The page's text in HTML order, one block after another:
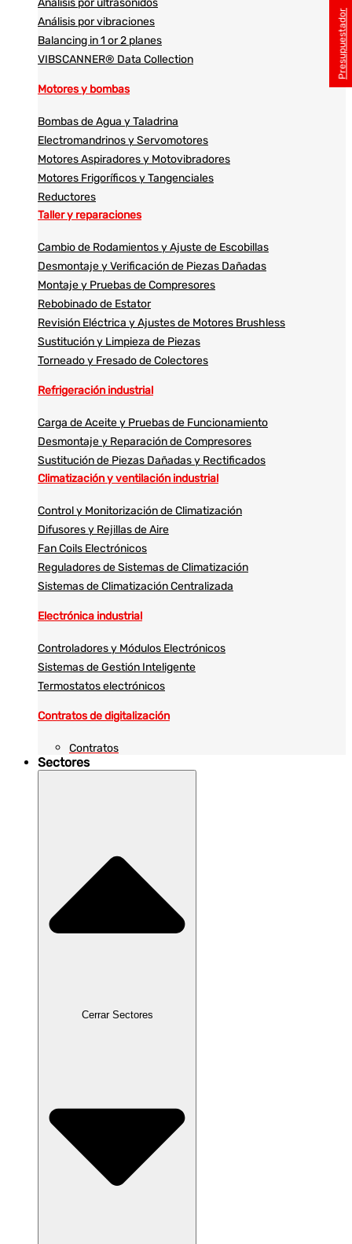
Análisis por ultrasonidos​​
Análisis por vibraciones
Balancing in 1 or 2 planes
VIBSCANNER® Data Collection
Motores y bombas
Bombas de Agua y Taladrina
Electromandrinos y Servomotores
Motores Aspiradores y Motovibradores
Motores Frigoríficos y Tangenciales
Reductores
Taller y reparaciones
Cambio de Rodamientos y Ajuste de Escobillas
Desmontaje y Verificación de Piezas Dañadas
Montaje y Pruebas de Compresores
Rebobinado de Estator
Revisión Eléctrica y Ajustes de Motores Brushless
Sustitución y Limpieza de Piezas
Torneado y Fresado de Colectores
Refrigeración industrial
Carga de Aceite y Pruebas de Funcionamiento
Desmontaje y Reparación de Compresores
Sustitución de Piezas Dañadas y Rectificados
Climatización y ventilación industrial
Control y Monitorización de Climatización
Difusores y Rejillas de Aire
Fan Coils Electrónicos
Reguladores de Sistemas de Climatización
Sistemas de Climatización Centralizada
Electrónica industrial
Controladores y Módulos Electrónicos
Sistemas de Gestión Inteligente
Termostatos electrónicos
Contratos de digitalización
Contratos
Sectores
Cerrar Sectores
Presupuestador